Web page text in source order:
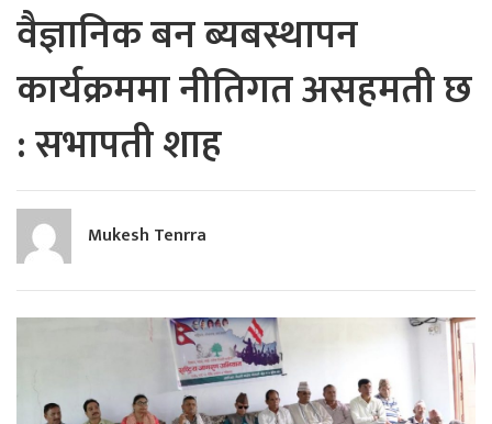
वैज्ञानिक बन ब्यबस्थापन
कार्यक्रममा नीतिगत असहमती छ
: सभापती शाह
Mukesh Tenrra